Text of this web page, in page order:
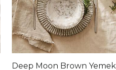
Deep Moon Brown Yemek